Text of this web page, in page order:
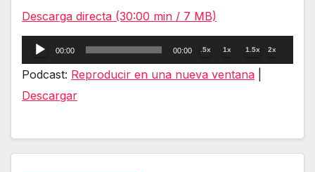
Descarga directa (30:00 min / 7 MB)
Reproductor
de
00:00 00:00 .5x 1x 1.5x 2x
Podcast: Reproducir en una nueva ventana
Descargar